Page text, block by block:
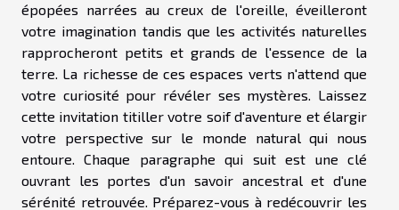
épopées narrées au creux de l'oreille, éveilleront
votre imagination tandis que les activités naturelles
rapprocheront petits et grands de l'essence de la
terre. La richesse de ces espaces verts n'attend que
votre curiosité pour révéler ses mystères. Laissez
cette invitation titiller votre soif d'aventure et élargir
votre perspective sur le monde natural qui nous
entoure. Chaque paragraphe qui suit est une clé
ouvrant les portes d'un savoir ancestral et d'une
sérénité retrouvée. Préparez-vous à redécouvrir les